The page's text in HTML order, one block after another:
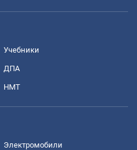
Учебники
ДПА
НМТ
Электромобили